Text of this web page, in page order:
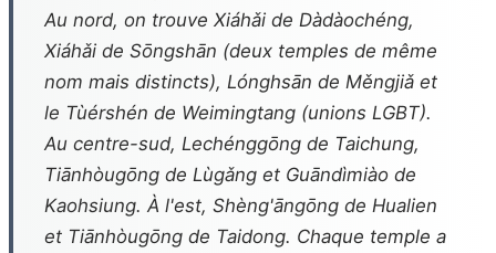
Au nord, on trouve Xiáhǎi de Dàdàochéng,
Xiáhǎi de Sōngshān (deux temples de même
nom mais distincts), Lónghsān de Měngjiǎ et
le Tùérshén de Weimingtang (unions LGBT).
Au centre-sud, Lechénggōng de Taichung,
Tiānhòugōng de Lùgǎng et Guāndìmiào de
Kaohsiung. À l'est, Shèng'āngōng de Hualien
et Tiānhòugōng de Taidong. Chaque temple a